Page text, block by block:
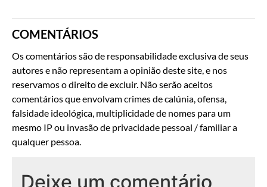
COMENTÁRIOS
Os comentários são de responsabilidade exclusiva de seus
autores e não representam a opinião deste site, e nos
reservamos o direito de excluir. Não serão aceitos
comentários que envolvam crimes de calúnia, ofensa,
falsidade ideológica, multiplicidade de nomes para um
mesmo IP ou invasão de privacidade pessoal / familiar a
qualquer pessoa.
Deixe um comentário